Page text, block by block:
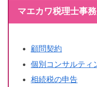
マエカワ税理士事
顧問契約
個別コンサルティ
相続税の申告